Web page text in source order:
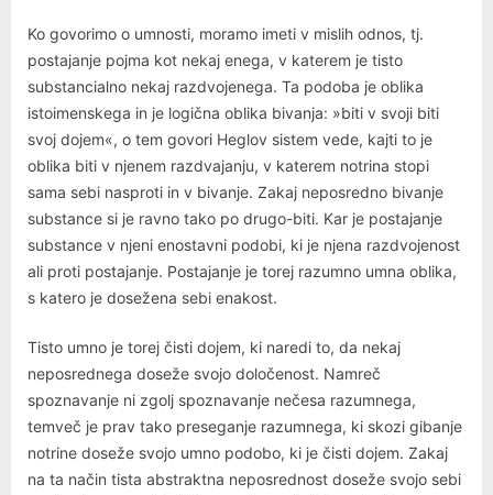
Ko govorimo o umnosti, moramo imeti v mislih odnos, tj.
postajanje pojma kot nekaj enega, v katerem je tisto
substancialno nekaj razdvojenega. Ta podoba je oblika
istoimenskega in je logična oblika bivanja: »biti v svoji biti
svoj dojem«, o tem govori Heglov sistem vede, kajti to je
oblika biti v njenem razdvajanju, v katerem notrina stopi
sama sebi nasproti in v bivanje. Zakaj neposredno bivanje
substance si je ravno tako po drugo-biti. Kar je postajanje
substance v njeni enostavni podobi, ki je njena razdvojenost
ali proti postajanje. Postajanje je torej razumno umna oblika,
s katero je dosežena sebi enakost.
Tisto umno je torej čisti dojem, ki naredi to, da nekaj
neposrednega doseže svojo določenost. Namreč
spoznavanje ni zgolj spoznavanje nečesa razumnega,
temveč je prav tako preseganje razumnega, ki skozi gibanje
notrine doseže svojo umno podobo, ki je čisti dojem. Zakaj
na ta način tista abstraktna neposrednost doseže svojo sebi